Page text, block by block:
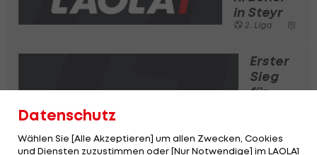
in Steyr
2. Liga
Erster
Sieg
für
Trainer
Datenschutz
Wählen Sie [Alle Akzeptieren] um allen Zwecken, Cookies
und Diensten zuzustimmen oder [Nur Notwendige] im LAOLA1